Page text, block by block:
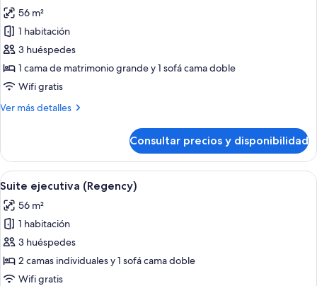
(Regency)
las
fotos
de
Suite
ejecutiva,
1
cama
grande
con
sofá
cama
(Regency)
56 m²
1 habitación
3 huéspedes
1 cama de matrimonio grande y 1 sofá cama doble
Wifi gratis
Ver más detalles
Más
ejecutiva,
cama
matrimonio
grande
con
sofá
cama
(Regency)
Consultar precios y disponibilidad
Abrir
todas
las
fotos
de
Suite
ejecutiva
Una habitación de hotel moderna
6
Suite ejecutiva (Regency)
56 m²
1 habitación
3 huéspedes
2 camas individuales y 1 sofá cama doble
Wifi gratis